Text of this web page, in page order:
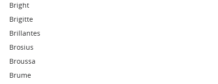
Bright
Brigitte
Brillantes
Brosius
Broussa
Brume